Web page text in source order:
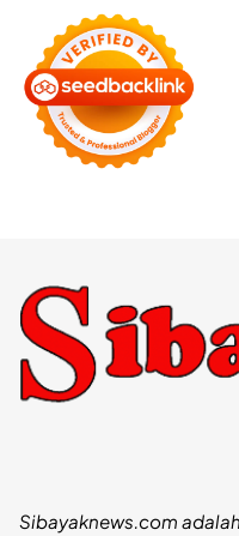
Sibayaknews.com